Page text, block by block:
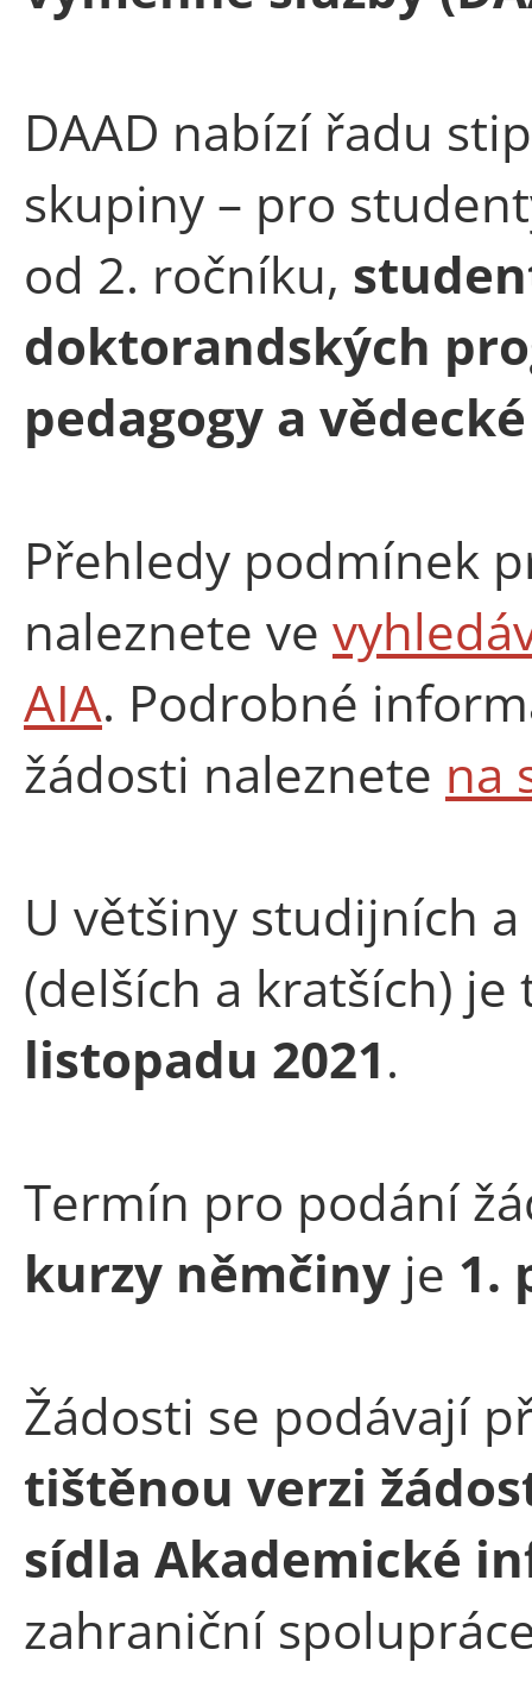
DAAD nabízí řadu
skupiny – pro
od 2. ročníku,
doktorandských
pedagogy a
Přehledy podmínek
naleznete ve
AIA. Podrobné
žádosti naleznete na
U většiny studijních
(delších a kratších)
listopadu 2021.
Termín pro podání
kurzy němčiny je 1.
Žádosti se podávají
tištěnou verzi
sídla Akademické
zahraniční